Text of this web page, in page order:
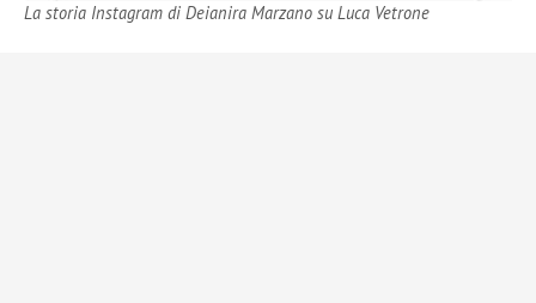
La storia Instagram di Deianira Marzano su Luca Vetrone